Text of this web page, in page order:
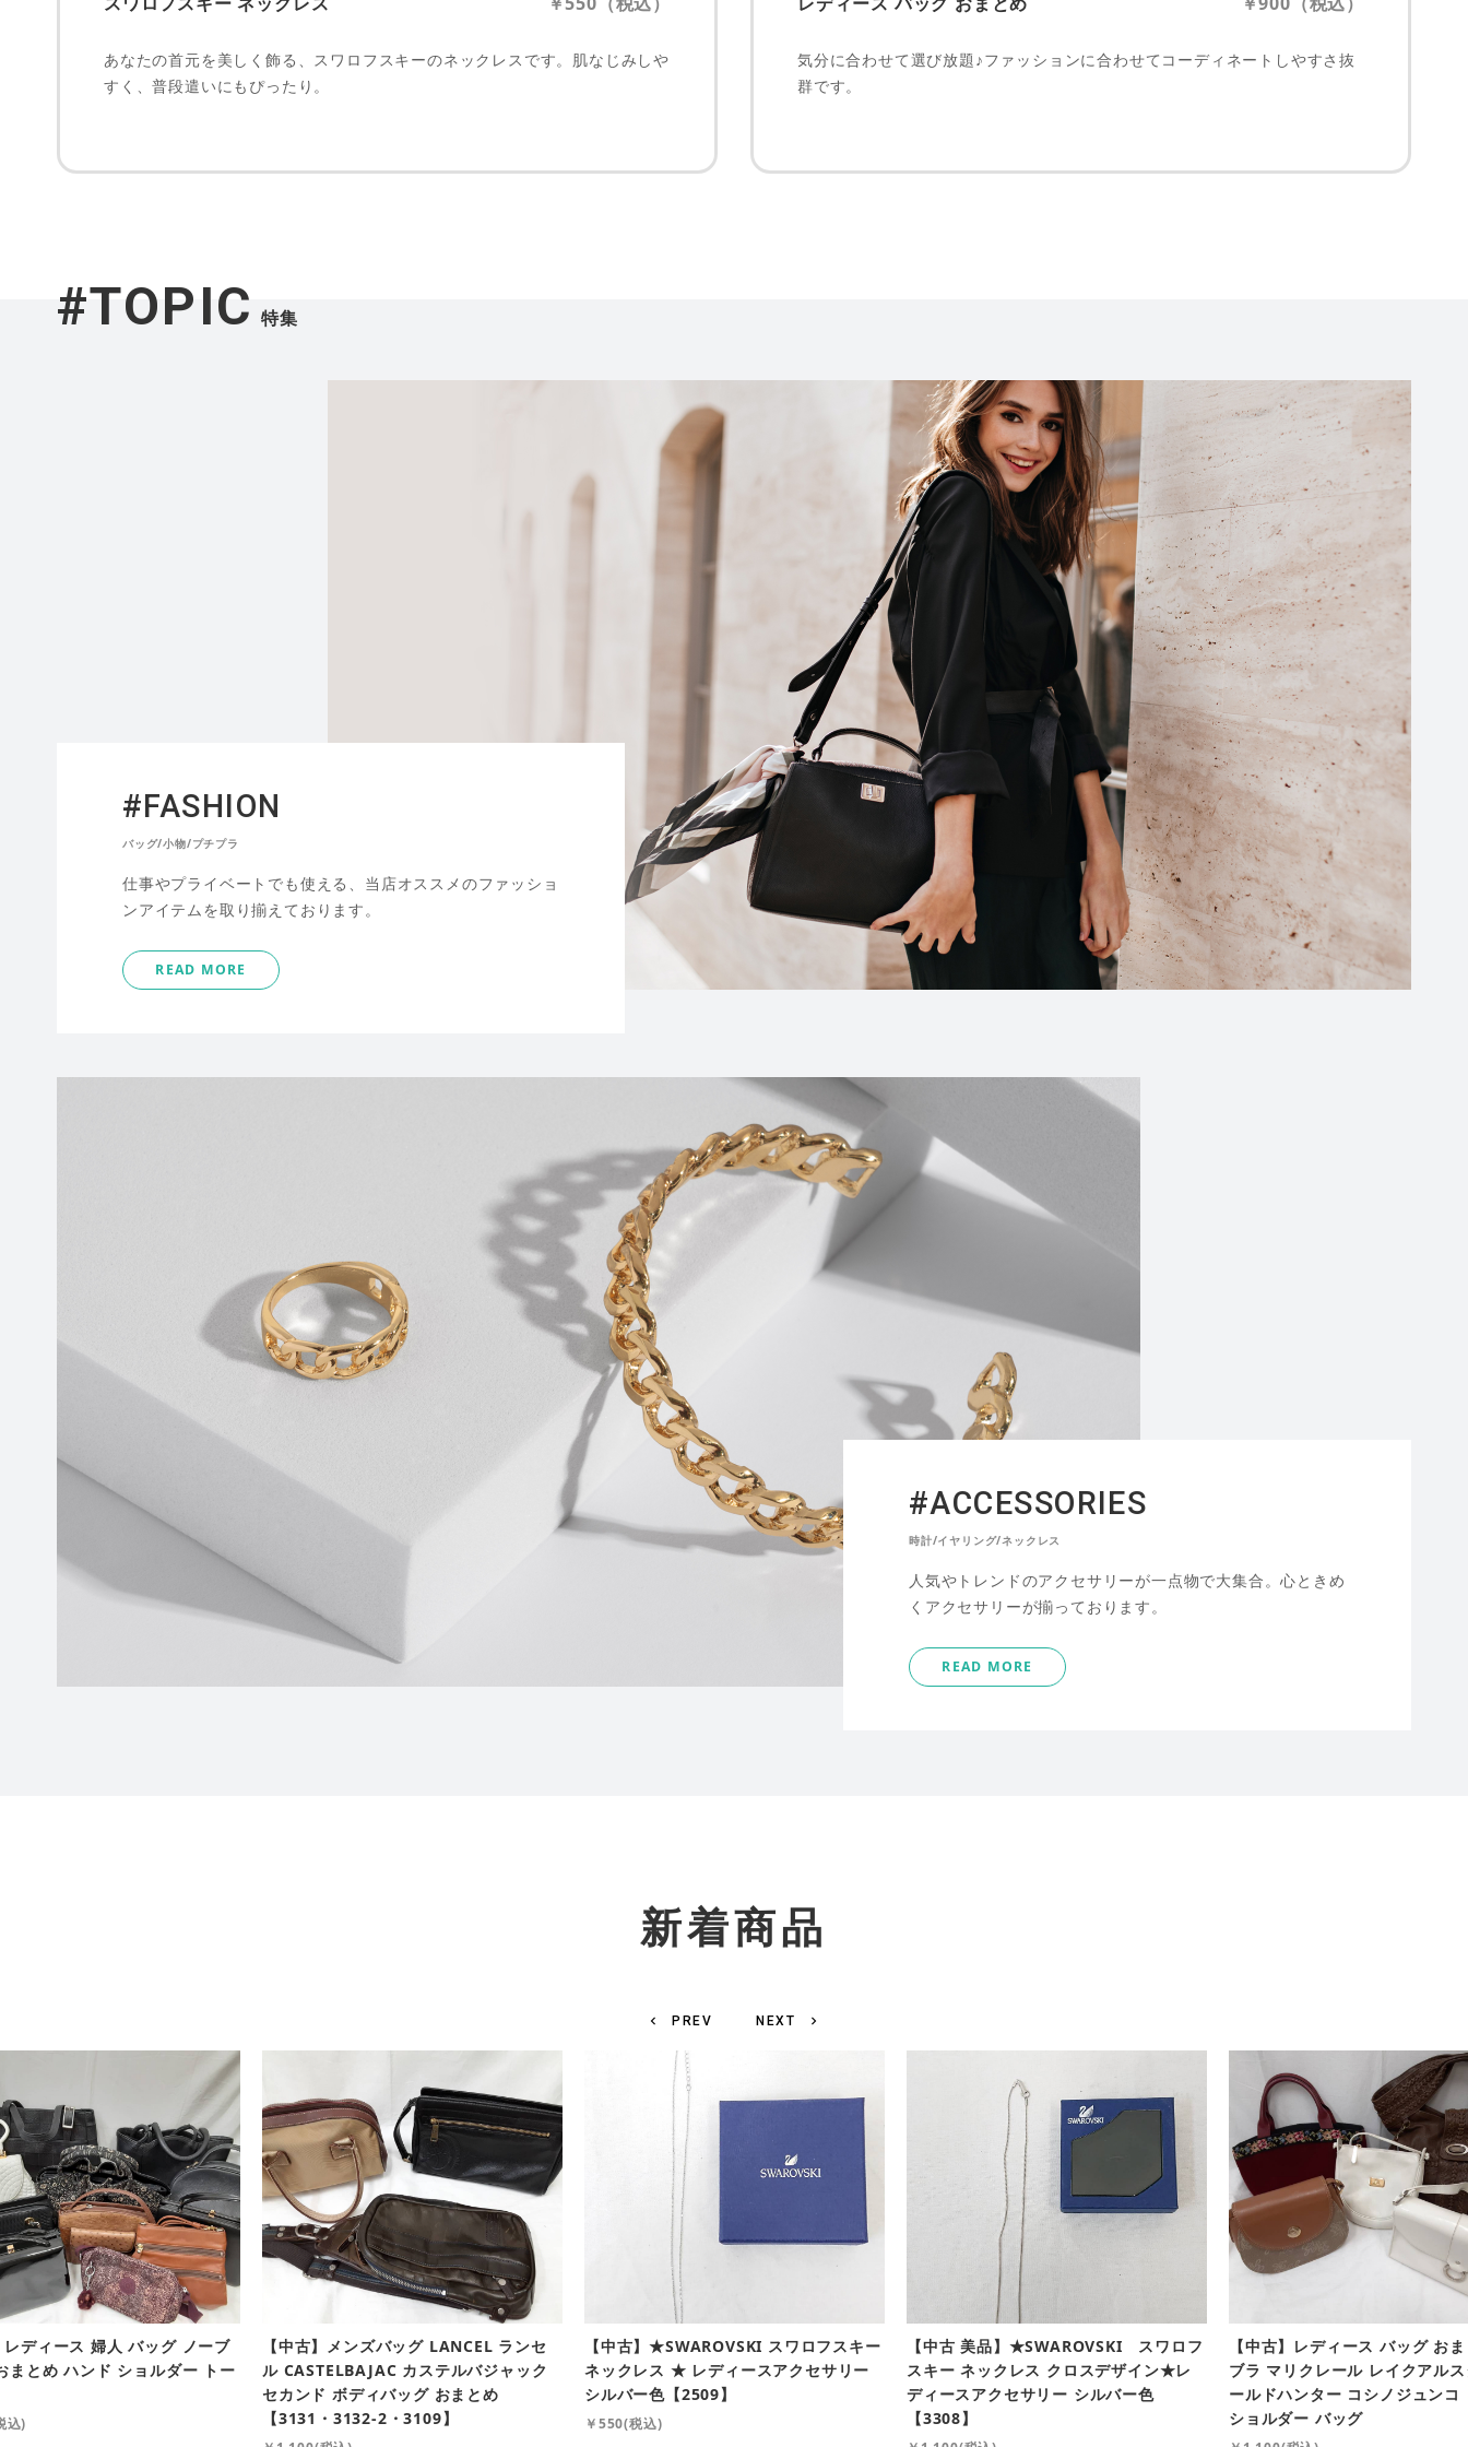
あなたの首元を美しく飾る、スワロフスキーのネックレスです。肌なじみしや
すく、普段遣いにもぴったり。
気分に合わせて選び放題♪ファッションに合わせてコーディネートしやすさ抜
群です。
#TOPIC 特集
#FASHION
バッグ/小物/プチプラ
仕事やプライベートでも使える、当店オススメのファッショ
ンアイテムを取り揃えております。
READ MORE
#ACCESSORIES
時計/イヤリング/ネックレス
人気やトレンドのアクセサリーが一点物で大集合。心ときめ
くアクセサリーが揃っております。
READ MORE
新着商品
chevron_left PREV
レディース 婦人 バッグ ノーブ
まとめ ハンド ショルダー トー
込)
【中古】メンズバッグ LANCEL ランセ
ル CASTELBAJAC カステルバジャック
セカンド ボディバッグ おまとめ
【3131・3132-2・3109】
【中古】★SWAROVSKI スワロフスキー
ネックレス ★ レディースアクセサリー
シルバー色【2509】
￥550(税込)
【中古 美品】★SWAROVSKI スワロフ
スキー ネックレス クロスデザイン★レ
ディースアクセサリー シルバー色
【3308】
【中古】レディース バッグ お
ブラ マリクレール レイクアル
ールドハンター コシノジュンコ
ショルダー バッグ
NEXT chevron_right